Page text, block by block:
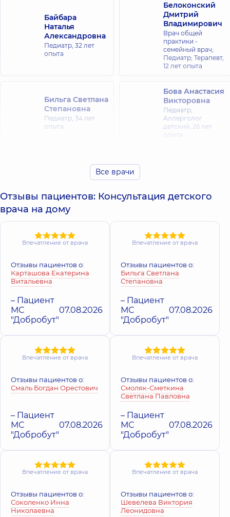
Байбара
Наталья
Александровна
Педиатр, 32 лет
опыта
Белоконский
Дмитрий
Владимирович
Врач общей
практики -
семейный врач;
Педиатр; Терапевт,
12 лет опыта
Бильга Светлана
Степановна
Педиатр, 34 лет
опыта
Бова Анастасия
Викторовна
Педиатр;
Аллерголог
детский, 26 лет
опыта
Анатольевна
Педиатр; Врач
семейный врач;
Терапевт,
опыта
семейный врач;
Терапевт,
Головня
Наталия
Педиатр;
Эндокринолог
детский,
Гусакова Юлия
Педиатр; Невролог
детский,
опыта
Десятник Денис
Григорьевич
Педиатр;
детский,29 лет
опыта
Дужа Юлия
опыта
Емельянова
Педиатр, 21 лет
опыта
Зелинская
Анна
Александровна
Педиатр;
Гастроэнтеролог
детский,6 лет
опыта
Зинчук Алена
Васильевна
семейный врач;
Гематолог-онколог
детский; Терапевт,
Зубарева Елена
Педиатр,
опыта
Все врачи
Отзывы пациентов: Консультация детского
врача на дому
Впечатление от врача
Отзывы пациентов о:
Карташова Екатерина
Витальевна
– Пациент
МС
"Добробут"
07.08.2026
Впечатление от врача
Отзывы пациентов о:
Бильга Светлана
Степановна
– Пациент
МС
"Добробут"
07.08.2026
Впечатление от врача
Отзывы пациентов о:
Смаль Богдан Орестович
– Пациент
МС
"Добробут"
07.08.2026
Впечатление от врача
Отзывы пациентов о:
Смоляк-Сметкина
Светлана Павловна
– Пациент
МС
"Добробут"
07.08.2026
Впечатление от врача
Отзывы пациентов о:
Соколенко Инна
Николаевна
Впечатление от врача
Отзывы пациентов о:
Шевелева Виктория
Леонидовна